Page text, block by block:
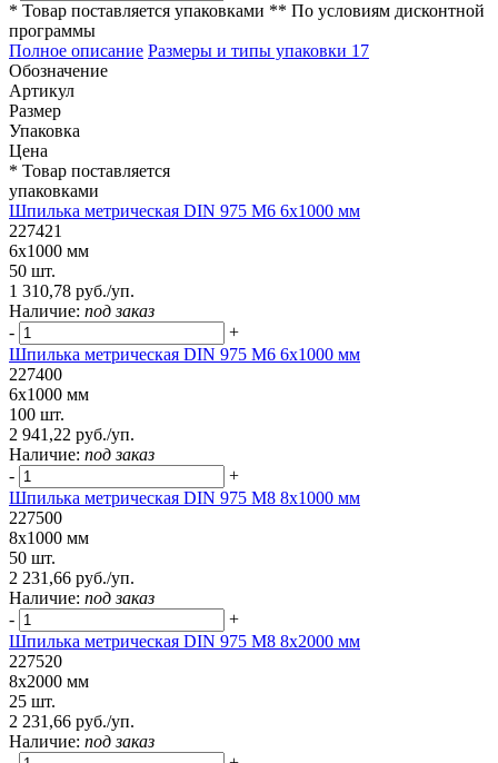
* Товар поставляется упаковками ** По условиям дисконтной
программы
Полное описание Размеры и типы упаковки 17
Обозначение
Артикул
Размер
Упаковка
Цена
* Товар поставляется
упаковками
Шпилька метрическая DIN 975 М6 6х1000 мм
227421
6х1000 мм
50 шт.
1 310,78 руб./уп.
Наличие: под заказ
-
+
Шпилька метрическая DIN 975 М6 6х1000 мм
227400
6х1000 мм
100 шт.
2 941,22 руб./уп.
Наличие: под заказ
-
+
Шпилька метрическая DIN 975 М8 8х1000 мм
227500
8х1000 мм
50 шт.
2 231,66 руб./уп.
Наличие: под заказ
-
+
Шпилька метрическая DIN 975 М8 8х2000 мм
227520
8х2000 мм
25 шт.
2 231,66 руб./уп.
Наличие: под заказ